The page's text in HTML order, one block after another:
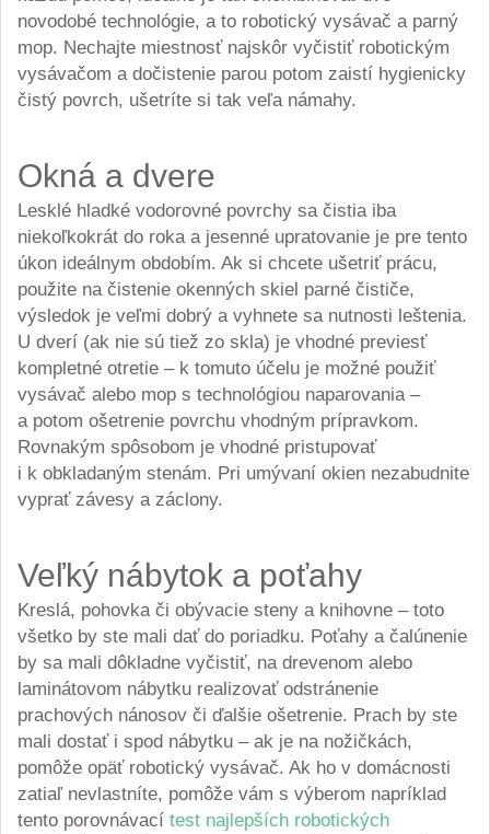
novodobé technológie, a to robotický vysávač a parný
mop. Nechajte miestnosť najskôr vyčistiť robotickým
vysávačom a dočistenie parou potom zaistí hygienicky
čistý povrch, ušetríte si tak veľa námahy.
Okná a dvere
Lesklé hladké vodorovné povrchy sa čistia iba
niekoľkokrát do roka a jesenné upratovanie je pre tento
úkon ideálnym obdobím. Ak si chcete ušetriť prácu,
použite na čistenie okenných skiel parné čističe,
výsledok je veľmi dobrý a vyhnete sa nutnosti leštenia.
U dverí (ak nie sú tiež zo skla) je vhodné previesť
kompletné otretie – k tomuto účelu je možné použiť
vysávač alebo mop s technológiou naparovania –
a potom ošetrenie povrchu vhodným prípravkom.
Rovnakým spôsobom je vhodné pristupovať
i k obkladaným stenám. Pri umývaní okien nezabudnite
vyprať závesy a záclony.
Veľký nábytok a poťahy
Kreslá, pohovka či obývacie steny a knihovne – toto
všetko by ste mali dať do poriadku. Poťahy a čalúnenie
by sa mali dôkladne vyčistiť, na drevenom alebo
laminátovom nábytku realizovať odstránenie
prachových nánosov či ďalšie ošetrenie. Prach by ste
mali dostať i spod nábytku – ak je na nožičkách,
pomôže opäť robotický vysávač. Ak ho v domácnosti
zatiaľ nevlastníte, pomôže vám s výberom napríklad
tento porovnávací test najlepších robotických